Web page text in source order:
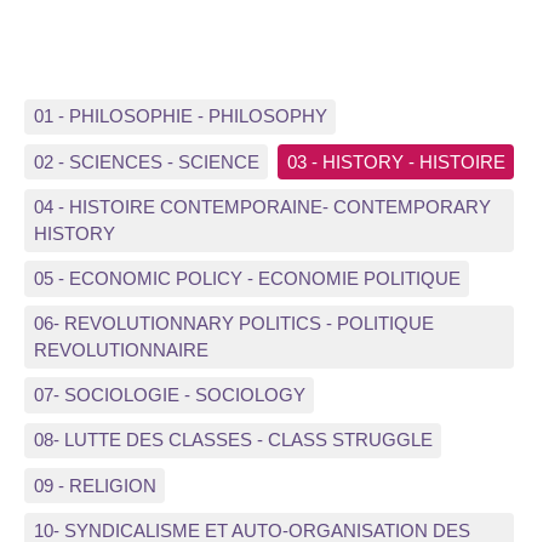
01 - PHILOSOPHIE - PHILOSOPHY
02 - SCIENCES - SCIENCE 03 - HISTORY - HISTOIRE
04 - HISTOIRE CONTEMPORAINE- CONTEMPORARY
HISTORY
05 - ECONOMIC POLICY - ECONOMIE POLITIQUE
06- REVOLUTIONNARY POLITICS - POLITIQUE
REVOLUTIONNAIRE
07- SOCIOLOGIE - SOCIOLOGY
08- LUTTE DES CLASSES - CLASS STRUGGLE
09 - RELIGION
10- SYNDICALISME ET AUTO-ORGANISATION DES